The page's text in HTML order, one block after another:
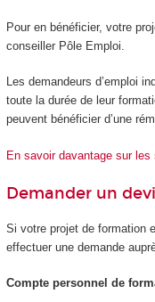
Pour en bénéficier, votre
conseiller Pôle Emploi.
Les demandeurs d’emploi
toute la durée de leur
peuvent bénéficier d’une
En savoir davantage sur les
Demander un
Si votre projet de formation
effectuer une demande
Compte personnel de